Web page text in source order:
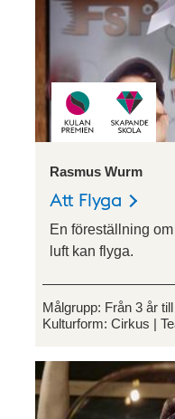
Rasmus Wurm
Att Flyga
En föreställning
luft kan flyga.
Målgrupp: Från 3 år
Kulturform: Cirkus